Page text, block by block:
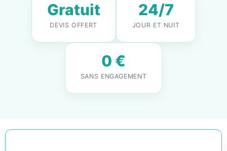
Gratuit
DEVIS OFFERT
24/7
JOUR ET NUIT
0 €
SANS ENGAGEMENT